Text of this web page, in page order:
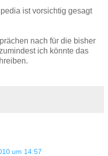
ist vorsichtig gesagt
nach für die bisher
ich könnte das
um 14:57